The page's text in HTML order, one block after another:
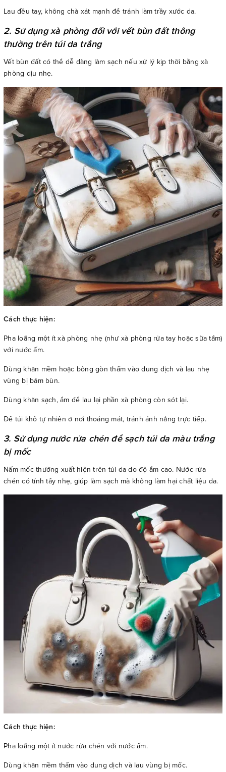
Lau đều tay, không chà xát mạnh để tránh làm trầy xước da.
2. Sử dụng xà phòng đối với vết bùn đất thông
thường trên túi da trắng
Vết bùn đất có thể dễ dàng làm sạch nếu xử lý kịp thời bằng xà
phòng dịu nhẹ.
Cách thực hiện:
Pha loãng một ít xà phòng nhẹ (như xà phòng rửa tay hoặc sữa tắm)
với nước ấm.
Dùng khăn mềm hoặc bông gòn thấm vào dung dịch và lau nhẹ
vùng bị bám bùn.
Dùng khăn sạch, ẩm để lau lại phần xà phòng còn sót lại.
Để túi khô tự nhiên ở nơi thoáng mát, tránh ánh nắng trực tiếp.
3. Sử dụng nước rửa chén để sạch túi da màu trắng
bị mốc
Nấm mốc thường xuất hiện trên túi da do độ ẩm cao. Nước rửa
chén có tính tẩy nhẹ, giúp làm sạch mà không làm hại chất liệu da.
Cách thực hiện:
Pha loãng một ít nước rửa chén với nước ấm.
Dùng khăn mềm thấm vào dung dịch và lau vùng bị mốc.